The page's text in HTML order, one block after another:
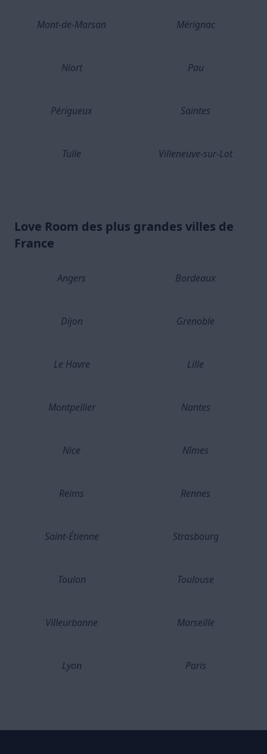
Mont-de-Marsan Mérignac
Niort Pau
Périgueux Saintes
Tulle Villeneuve-sur-Lot
Love Room des plus grandes villes de
France
Angers Bordeaux
Dijon Grenoble
Le Havre Lille
Montpellier Nantes
Nice Nîmes
Reims Rennes
Saint-Étienne Strasbourg
Toulon Toulouse
Villeurbanne Marseille
Lyon Paris